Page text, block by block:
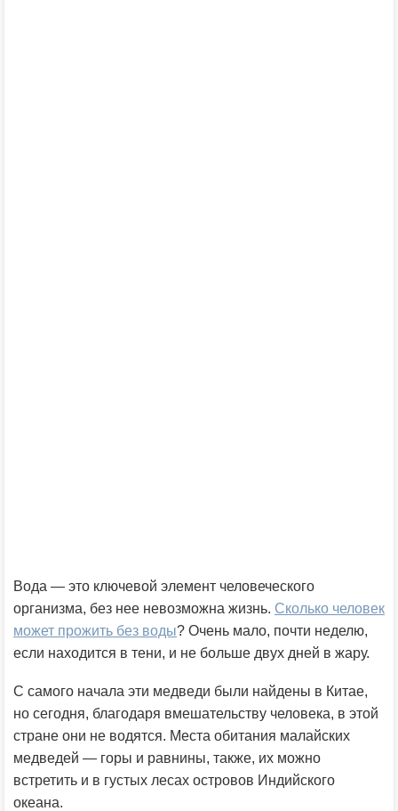
Вода — это ключевой элемент человеческого
организма, без нее невозможна жизнь. Сколько человек
может прожить без воды? Очень мало, почти неделю,
если находится в тени, и не больше двух дней в жару.
С самого начала эти медведи были найдены в Китае,
но сегодня, благодаря вмешательству человека, в этой
стране они не водятся. Места обитания малайских
медведей — горы и равнины, также, их можно
встретить и в густых лесах островов Индийского
океана.